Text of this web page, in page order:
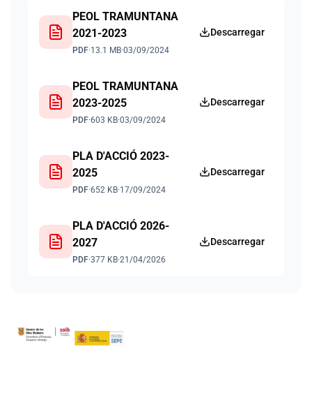
PEOL TRAMUNTANA
2021-2023
PDF·13.1 MB·03/09/2024
Descarregar
PEOL TRAMUNTANA
2023-2025
PDF·603 KB·03/09/2024
Descarregar
PLA D'ACCIÓ 2023-
2025
PDF·652 KB·17/09/2024
Descarregar
PLA D'ACCIÓ 2026-
2027
PDF·377 KB·21/04/2026
Descarregar
Logotips